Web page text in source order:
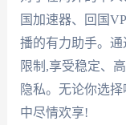
国加速器、回国
播的有力助手。
限制,享受稳定、
隐私。无论你选
中尽情欢享!